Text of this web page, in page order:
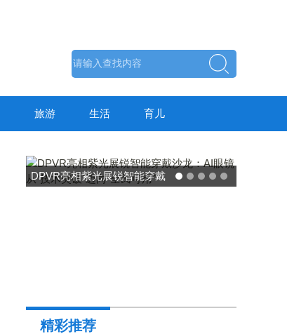
旅游 生活 育儿
DPVR亮相紫光展锐智能穿戴
精彩推荐